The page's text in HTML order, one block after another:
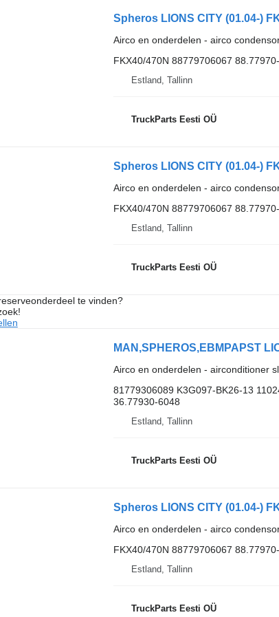
Spheros LIONS CITY (01.04-)
Airco en onderdelen - airco
FKX40/470N 88779706067
Estland, Tallinn
TruckParts Eesti OÜ
Spheros LIONS CITY (01.04-)
Airco en onderdelen - airco
FKX40/470N 88779706067
Estland, Tallinn
TruckParts Eesti OÜ
te vinden?
Airco en onderdelen - airconditioner
81779306089 K3G097-BK26-13
36.77930-6048
Estland, Tallinn
TruckParts Eesti OÜ
Spheros LIONS CITY (01.04-)
Airco en onderdelen - airco
FKX40/470N 88779706067
Estland, Tallinn
TruckParts Eesti OÜ